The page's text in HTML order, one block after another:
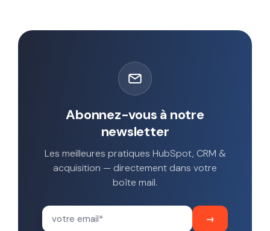
Abonnez-vous à notre
newsletter
Les meilleures pratiques HubSpot, CRM &
acquisition — directement dans votre
boîte mail.